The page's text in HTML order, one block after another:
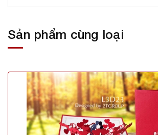
Sản phẩm cùng loại